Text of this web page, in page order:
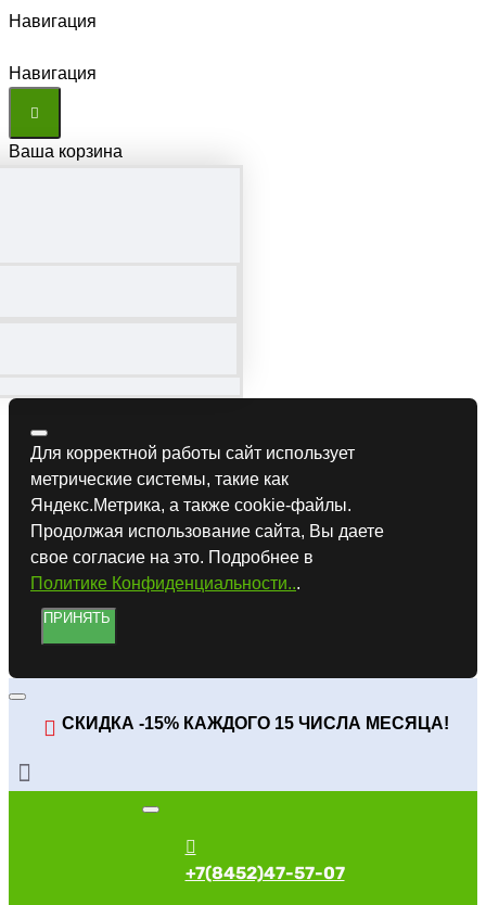
Навигация
Навигация
Ваша корзина
Для корректной работы сайт использует
метрические системы, такие как
Яндекс.Метрика, а также cookie-файлы.
Продолжая использование сайта, Вы даете
свое согласие на это. Подробнее в
Политике Конфиденциальности...
ПРИНЯТЬ
СКИДКА -15% КАЖДОГО 15 ЧИСЛА МЕСЯЦА!
+7(8452)47-57-07